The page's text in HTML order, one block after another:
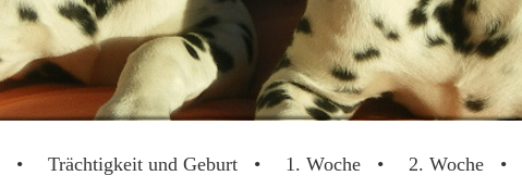
Dalmatinerwelpen vom Lehrbacher Wald
Trächtigkeit und Geburt 1. Woche 2. Woche